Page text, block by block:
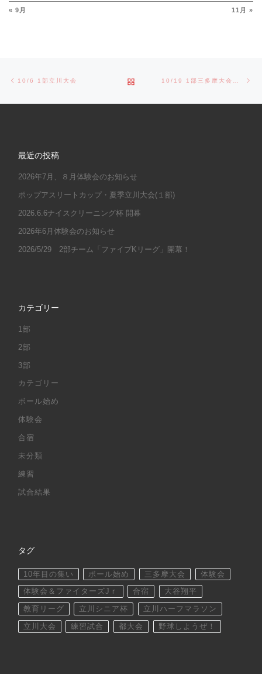
« 9月 11月 »
Post navigation
10/6 1部立川大会 BACK TO POST LIST 10/19 1部三多摩大会決勝トーナメント
最近の投稿
2026年7月、８月体験会のお知らせ
ポップアスリートカップ・夏季立川大会(１部)
2026.6.6ナイスクリーニング杯 開幕
2026年6月体験会のお知らせ
2026/5/29 2部チーム「ファイブKリーグ」開幕！
カテゴリー
1部
2部
3部
カテゴリー
ボール始め
体験会
合宿
未分類
練習
試合結果
タグ
10年目の集い ボール始め 三多摩大会 体験会
体験会＆ファイターズJｒ 合宿 大谷翔平
教育リーグ 立川シニア杯 立川ハーフマラソン
立川大会 練習試合 都大会 野球しようぜ！